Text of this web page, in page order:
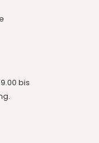
bis